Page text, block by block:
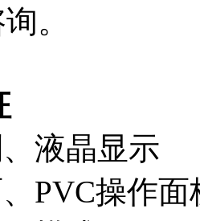
。
液晶显示
PVC操作面